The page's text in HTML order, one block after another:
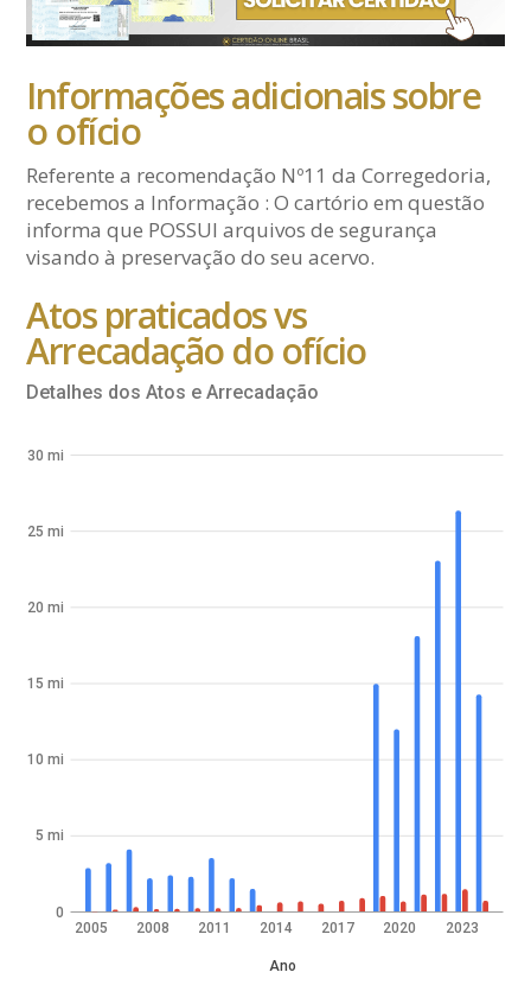
Informações adicionais sobre
o ofício
Referente a recomendação Nº11 da Corregedoria,
recebemos a Informação : O cartório em questão
informa que POSSUI arquivos de segurança
visando à preservação do seu acervo.
Atos praticados vs
Arrecadação do ofício
Detalhes dos Atos e Arrecadação
2005 2008 2011 2014 2017 2020 2023
Ano
0
5 mi
10 mi
15 mi
20 mi
25 mi
30 mi